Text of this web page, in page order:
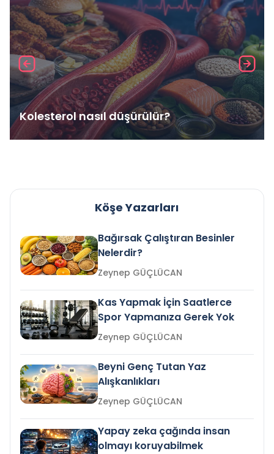
Kolesterol nasıl düşürülür?
Köşe Yazarları
Bağırsak Çalıştıran Besinler
Nelerdir?
Zeynep GÜÇLÜCAN
Kas Yapmak İçin Saatlerce
Spor Yapmanıza Gerek Yok
Zeynep GÜÇLÜCAN
Beyni Genç Tutan Yaz
Alışkanlıkları
Zeynep GÜÇLÜCAN
Yapay zeka çağında insan
olmayı koruyabilmek